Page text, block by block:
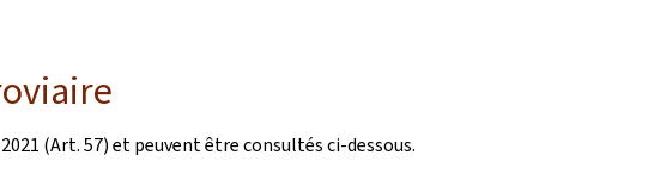
(Art. 57) et peuvent être consultés ci-dessous.